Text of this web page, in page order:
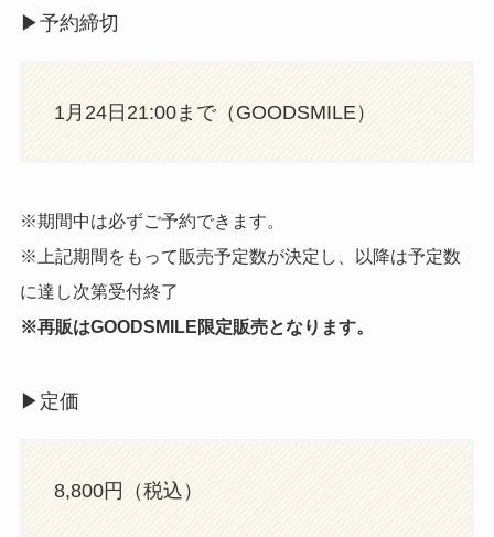
▶︎予約締切
1月24日21:00まで（GOODSMILE）
※期間中は必ずご予約できます。
※上記期間をもって販売予定数が決定し、以降は予定数
に達し次第受付終了
※再販はGOODSMILE限定販売となります。
▶︎定価
8,800円（税込）